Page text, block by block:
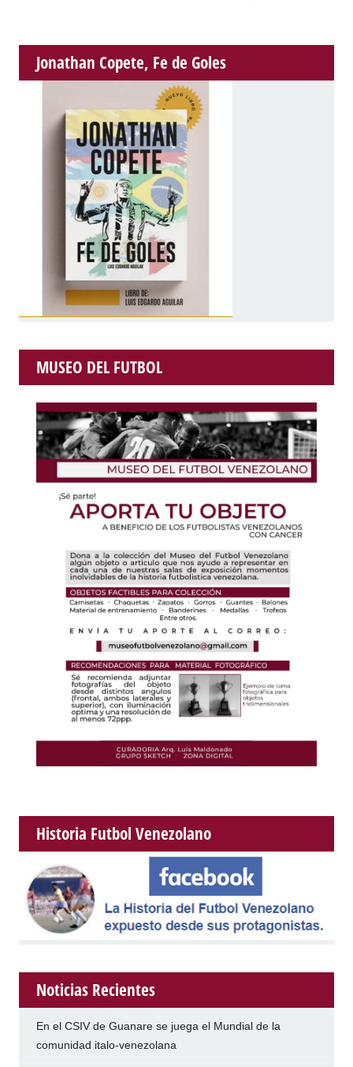
Jonathan Copete, Fe de Goles
MUSEO DEL FUTBOL
Historia Futbol Venezolano
Noticias Recientes
En el CSIV de Guanare se juega el Mundial de la
comunidad italo-venezolana